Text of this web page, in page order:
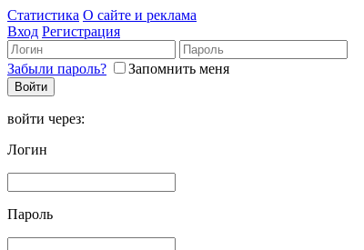
Статистика О сайте и реклама
Вход Регистрация
Забыли пароль? Запомнить меня
войти через:
Логин
Пароль